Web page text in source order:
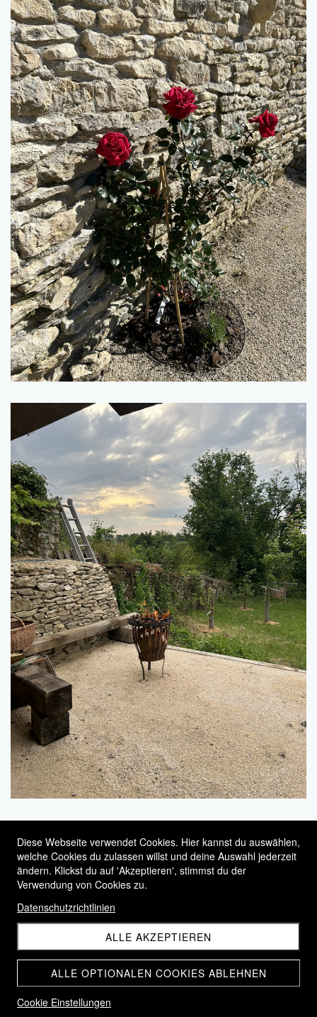
Aumônerie
Aufenthaltsrä
ume
Zimmer
Geheimnisse
Diese Webseite verwendet Cookies. Hier kannst du auswählen,
welche Cookies du zulassen willst und deine Auswahl jederzeit
ändern. Klickst du auf 'Akzeptieren', stimmst du der
Verwendung von Cookies zu.
Datenschutzrichtlinien
ALLE AKZEPTIEREN
ALLE OPTIONALEN COOKIES ABLEHNEN
Cookie Einstellungen